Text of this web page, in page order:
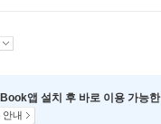
앱 설치 후 바로 이용 가능한
안내